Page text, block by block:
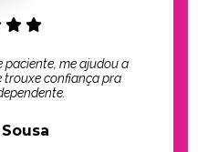
paciente, me ajudou a
trouxe confiança pra